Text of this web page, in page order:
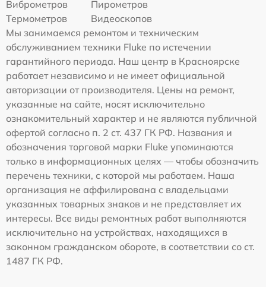
Виброметров
Пирометров
Термометров
Видеоскопов
Мы занимаемся ремонтом и техническим
обслуживанием техники Fluke по истечении
гарантийного периода. Наш центр в Красноярске
работает независимо и не имеет официальной
авторизации от производителя. Цены на ремонт,
указанные на сайте, носят исключительно
ознакомительный характер и не являются публичной
офертой согласно п. 2 ст. 437 ГК РФ. Названия и
обозначения торговой марки Fluke упоминаются
только в информационных целях — чтобы обозначить
перечень техники, с которой мы работаем. Наша
организация не аффилирована с владельцами
указанных товарных знаков и не представляет их
интересы. Все виды ремонтных работ выполняются
исключительно на устройствах, находящихся в
законном гражданском обороте, в соответствии со ст.
1487 ГК РФ.